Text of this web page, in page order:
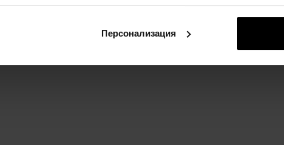
Персонализация
Нашата индивидуална селекция само